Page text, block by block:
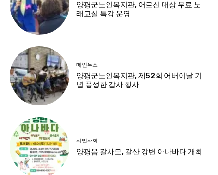
양평군노인복지관, 어르신 대상 무료 노
래교실 특강 운영
메인뉴스
양평군노인복지관, 제52회 어버이날 기
념 풍성한 감사 행사
시민사회
양평읍 갈사모, 갈산 강변 아나바다 개최